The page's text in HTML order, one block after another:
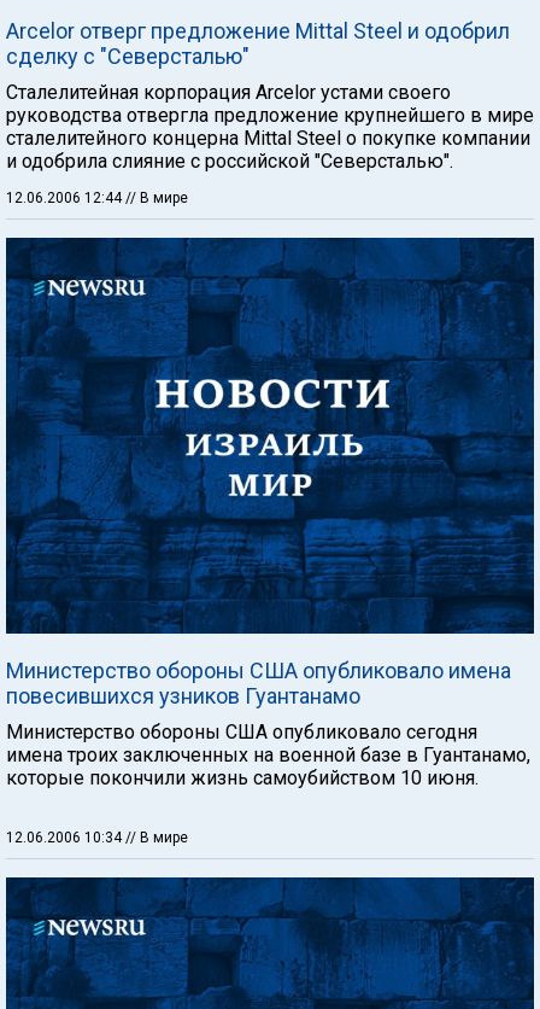
Arcelor отверг предложение Mittal Steel и одобрил
сделку с "Северсталью"
Сталелитейная корпорация Arcelor устами своего
руководства отвергла предложение крупнейшего в мире
сталелитейного концерна Mittal Steel o покупке компании
и одобрила слияние с российской "Северсталью".
12.06.2006 12:44 // В мире
Министерство обороны США опубликовало имена
повесившихся узников Гуантанамо
Министерство обороны США опубликовало сегодня
имена троих заключенных на военной базе в Гуантанамо,
которые покончили жизнь самоубийством 10 июня.
12.06.2006 10:34// В мире